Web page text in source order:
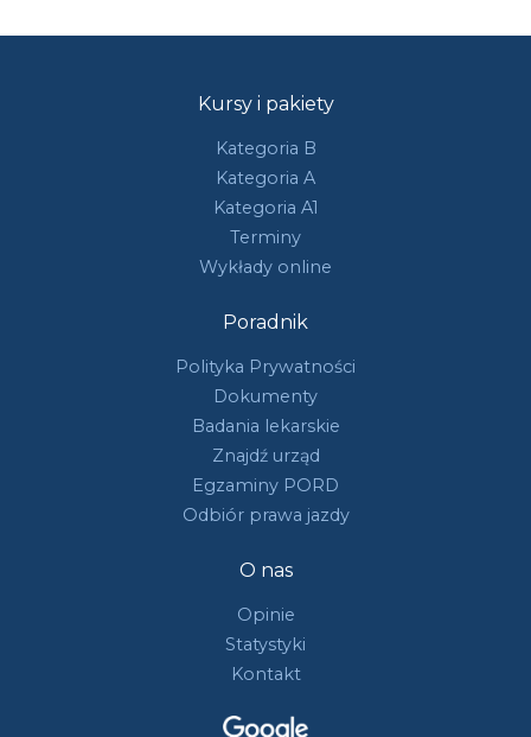
Kursy i pakiety
Kategoria B
Kategoria A
Kategoria A1
Terminy
Wykłady online
Poradnik
Polityka Prywatności
Dokumenty
Badania lekarskie
Znajdź urząd
Egzaminy PORD
Odbiór prawa jazdy
O nas
Opinie
Statystyki
Kontakt